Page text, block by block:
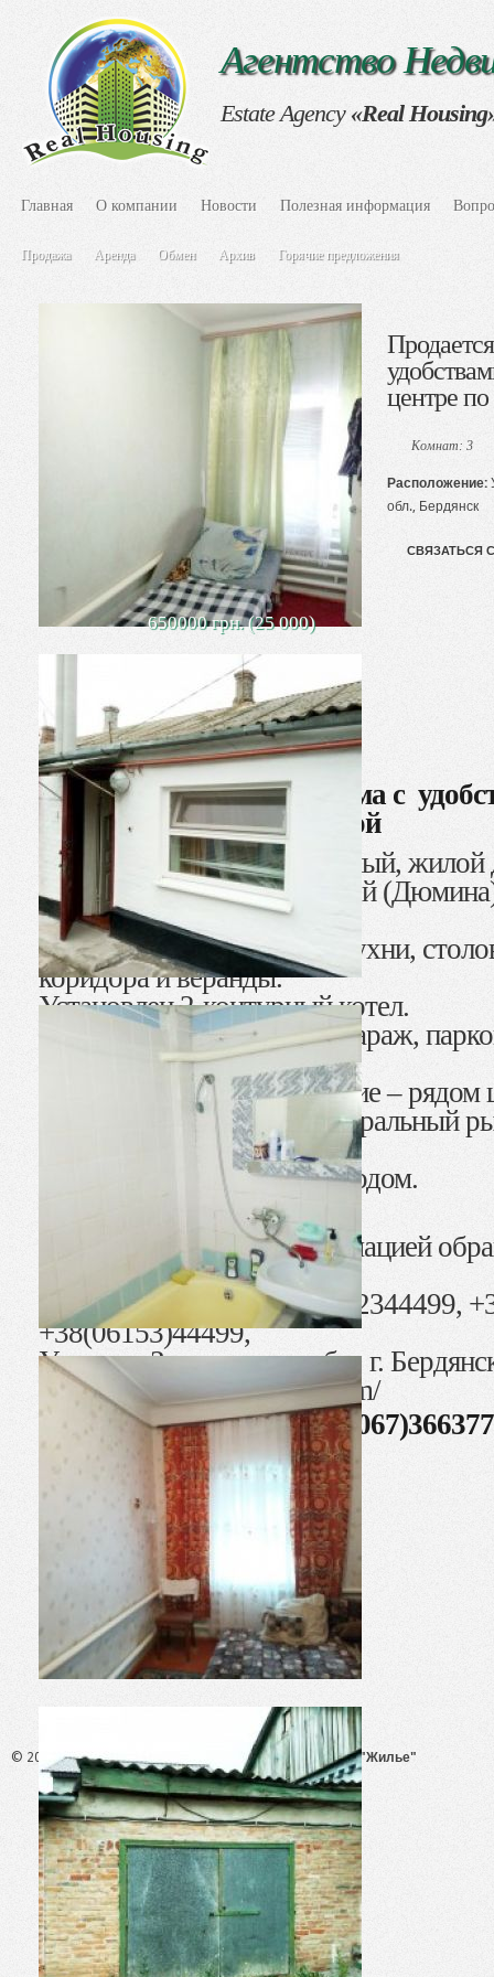
Агентство
Estate Agency «Real
Главная О компании Новости Полезная информация
Продажа Аренда Обмен Архив Горячие предложения
650000 грн. (25 000)
центре
Комнат: 3
Расположение:
обл., Бердянск
СВЯЗАТЬСЯ
Продается передняя ч/дома с
центре по ул. Итальянской
Продается газифицированный,
в центре, по ул. Итальянской
Общая площадь – 65кв.м.
Дом состоит из 3 комнат, кухни,
коридора и веранды.
Установлен 2-контурный котел.
Во дворе хоз. постройки, гараж,
Удобное месторасположение – рядом
автобусная остановка, центральный
К морю 15 минут пешим ходом.
Стоимость: 25 000 $.
За более детальной информацией
телефонам:
АН «Жильё» тел. +38(096)2344499,
+38(06153)44499,
Украина, Запорожская обл., г.
оф. 17, http://reahousing.com/
Андрей Викторович
© 2026 - АН "Жилье"ООО "Агентство Недвижимости "Жилье"